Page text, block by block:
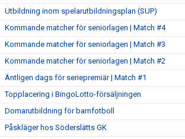
Utbildning inom spelarutbildningsplan (SUP)
Kommande matcher för seniorlagen | Match #4
Kommande matcher för seniorlagen | Match #3
Kommande matcher för seniorlagen | Match #2
Äntligen dags för seriepremiär | Match #1
Topplacering i BingoLotto-försäljningen
Domarutbildning för barnfotboll
Påskläger hos Söderslätts GK